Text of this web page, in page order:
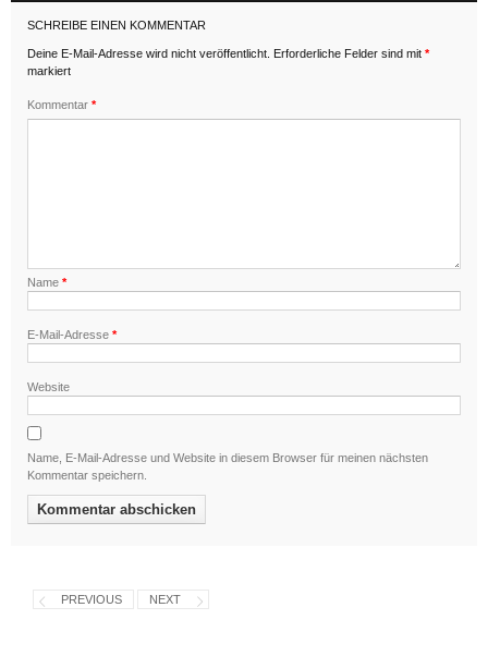
SCHREIBE EINEN KOMMENTAR
Deine E-Mail-Adresse wird nicht veröffentlicht. Erforderliche Felder sind mit *
markiert
Kommentar *
Name *
E-Mail-Adresse *
Website
Name, E-Mail-Adresse und Website in diesem Browser für meinen nächsten
Kommentar speichern.
PREVIOUS NEXT